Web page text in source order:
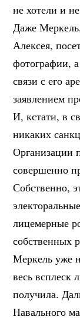
не хотели и
Даже
Алексея,
фотографии,
связи с его
заявлением
И, кстати, в
никаких
Организации
совершенно
Собственно,
лицемерные
собственных
Меркель уже
весь всплеск
получила.
Навального